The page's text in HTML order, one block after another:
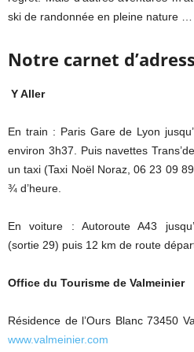
ski de randonnée en pleine nature …
Notre carnet
Y Aller
En train : Paris Gare de Lyon
environ 3h37. Puis navettes
un taxi (Taxi Noël Noraz, 06 23 09
¾ d’heure.
En voiture : Autoroute A43
(sortie 29) puis 12 km de route
Office du Tourisme de Valmeinier
Résidence de l’Ours Blanc 73450
www.valmeinier.com